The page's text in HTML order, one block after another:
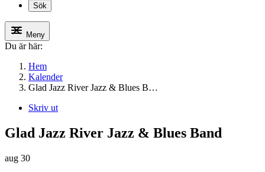
Sök
Meny
Du är här:
Hem
Kalender
Glad Jazz River Jazz & Blues B…
Skriv ut
Glad Jazz River Jazz & Blues Band
aug 30